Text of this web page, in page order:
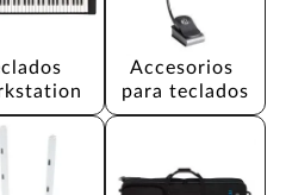
Accesorios
para teclados